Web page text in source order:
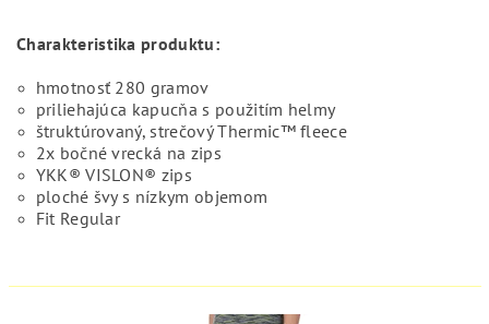
Charakteristika produktu:
hmotnosť 280 gramov
priliehajúca kapucňa s použitím helmy
štruktúrovaný, strečový Thermic™ fleece
2x bočné vrecká na zips
YKK® VISLON® zips
ploché švy s nízkym objemom
Fit Regular